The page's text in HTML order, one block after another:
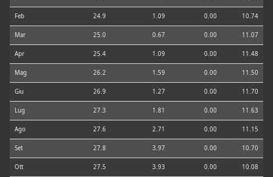
Feb 24.9 1.09 0.00 10.74
Mar 25.0 0.67 0.00 11.07
Apr 25.4 1.09 0.00 11.48
Mag 26.2 1.59 0.00 11.50
Giu 26.9 1.27 0.00 11.70
Lug 27.3 1.81 0.00 11.63
Ago 27.6 2.71 0.00 11.15
Set 27.8 3.97 0.00 10.70
Ott 27.5 3.93 0.00 10.08